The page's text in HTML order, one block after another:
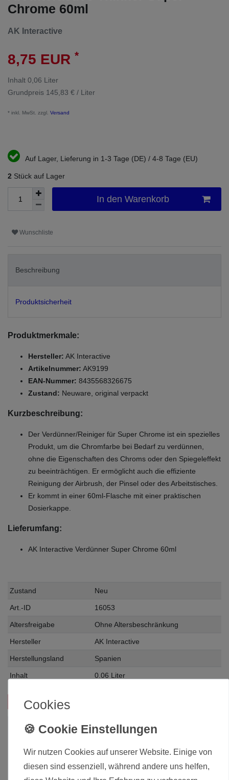
Chrome 60ml
AK Interactive
8,75 EUR *
Inhalt 0,06 Liter
Grundpreis 145,83 € / Liter
* inkl. MwSt. zzgl. Versand
Auf Lager, Lieferung in 1-3 Tage (DE) / 4-8 Tage (EU)
2 Stück auf Lager
In den Warenkorb
Wunschliste
Beschreibung
Produktsicherheit
Produktmerkmale:
Hersteller: AK Interactive
Artikelnummer: AK9199
EAN-Nummer: 8435568326675
Zustand: Neuware, original verpackt
Kurzbeschreibung:
Der Verdünner/Reiniger für Super Chrome ist ein spezielles
Produkt, um die Chromfarbe bei Bedarf zu verdünnen,
ohne die Eigenschaften des Chroms oder den Spiegeleffekt
zu beeinträchtigen. Er ermöglicht auch die effiziente
Reinigung der Airbrush, der Pinsel oder des Arbeitstisches.
Er kommt in einer 60ml-Flasche mit einer praktischen
Dosierkappe.
Lieferumfang:
AK Interactive Verdünner Super Chrome 60ml
Zustand Neu
Art.-ID 16053
Altersfreigabe Ohne Altersbeschränkung
Hersteller AK Interactive
Herstellungsland Spanien
Inhalt 0.06 Liter
Das passt zu diesem Produkt:
Cookies
Wir nutzen Cookies auf unserer Website. Einige von
diesen sind essenziell, während andere uns helfen,